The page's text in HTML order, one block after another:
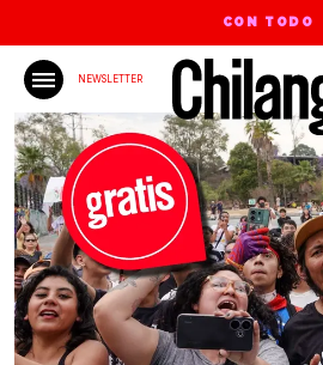
CON TODO
NEWSLETTER